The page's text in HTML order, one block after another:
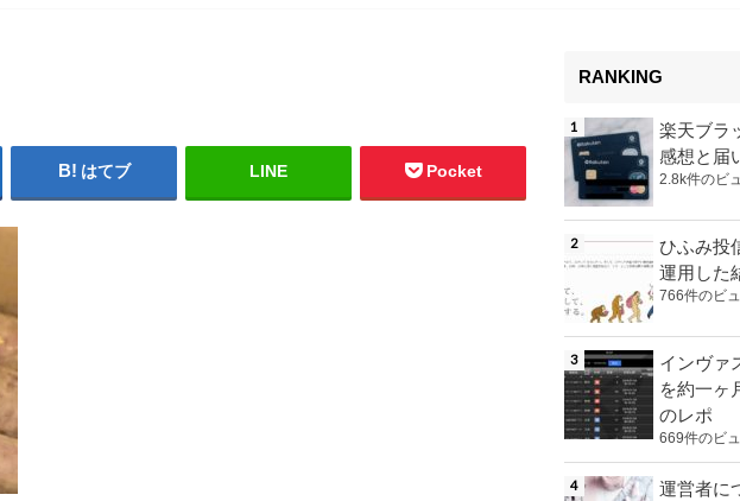
はてブ LINE Pocket
RANKING
楽天ブラ
感想と届
2.8k件のビ
ひふみ投
運用した
766件のビ
インヴァ
を約一ヶ
のレポ
669件のビ
運営者に